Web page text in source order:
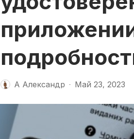
А Александр - Май 23, 2023